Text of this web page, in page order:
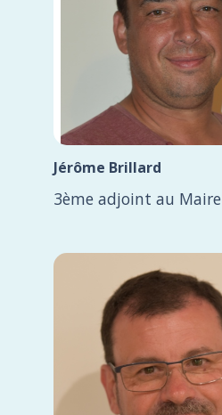
Jérôme Brillard
3ème adjoint au Maire